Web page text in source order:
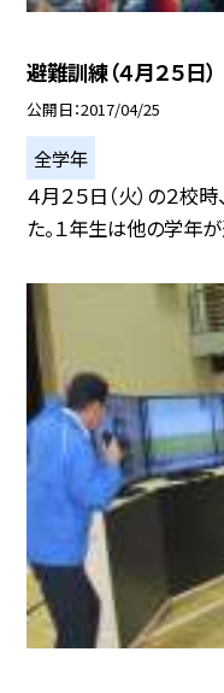
避難訓練（４月２５日）
公開日 2017/04/25
全学年
４月２５日（火）の２
た。１年生は他の学年